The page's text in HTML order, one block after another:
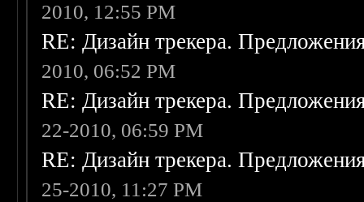
2010, 12:55 PM
RE: Дизайн трекера.
2010, 06:52 PM
RE: Дизайн трекера.
22-2010, 06:59 PM
RE: Дизайн трекера.
25-2010, 11:27 PM